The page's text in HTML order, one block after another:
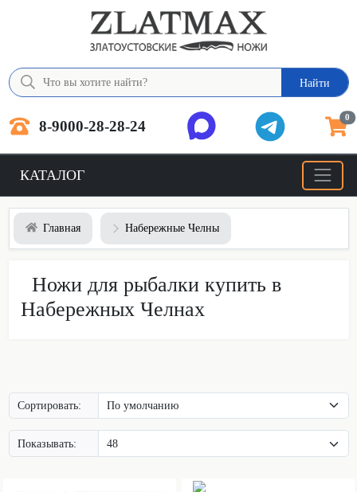
Найти
8-9000-28-28-24 0
КАТАЛОГ
Главная Набережные Челны
Ножи для рыбалки купить в
Набережных Челнах
Сортировать:
Показывать: